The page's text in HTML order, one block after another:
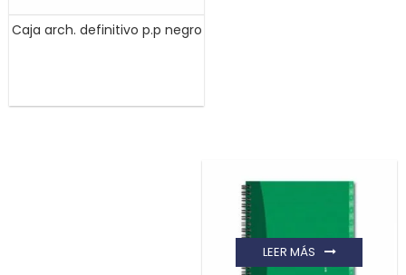
Caja arch. definitivo p.p negro
LEER MÁS